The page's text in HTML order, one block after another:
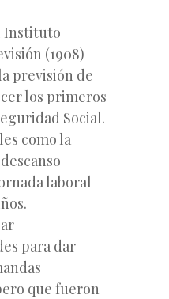
Instituto
(1908)
previsión de
los primeros
Social.
como la
laboral
para dar
que fueron